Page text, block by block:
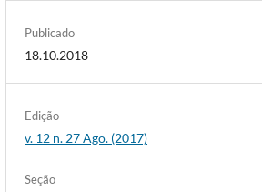
Publicado
18.10.2018
Edição
v. 12 n. 27 Ago. (2017)
Seção